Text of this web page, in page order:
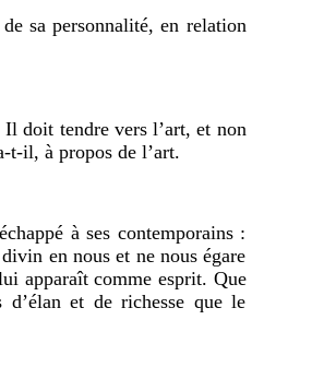
sa personnalité, en relation
doit tendre vers l’art, et non
t-il, à propos de l’art.
à ses contemporains :
en nous et ne nous égare
apparaît comme esprit. Que
et de richesse que le